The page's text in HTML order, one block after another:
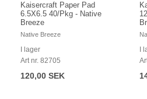
Kaisercraft Paper Pad
6.5X6.5 40/Pkg - Native
Breeze
Native Breeze
I lager
Art nr. 82705
120,00 SEK
I